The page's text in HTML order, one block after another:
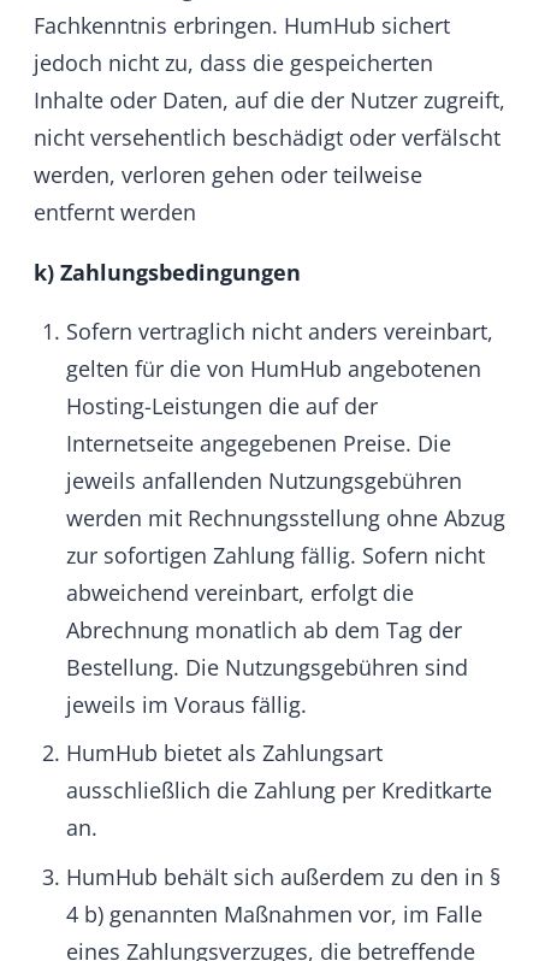
ausstehenden Zahlung(en) wieder
verfügbar gemacht.
HumHub stellt den Nutzern stets eine
Rechnung aus, die ihnen in PDF-Form (per
Customization
a) Allgemeines
HumHub bietet als Dienstleistung die
Individualisierung der Software nach
Kundenwunsch. Dies beinhaltet die
Konzeption, Planung und das Entwickeln von
Themes, Modulen sowie Core-Erweiterungen.
HumHub erbringt diese Dienstleistungen
entweder selbst oder in Kooperation mit
Partnern.
b) Vertragsschluss
Der Nutzer erklärt sein verbindliches
Vertragsangebot entprechend dieser AGB
wenn er ein Auftragsangebot von HumHub
per E-Mail bestätigt.
c) Geheimhaltungsverpflichtung
HumHub verpflichtet sich alle schriftlich,